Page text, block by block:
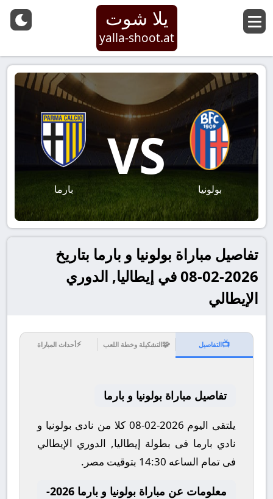
يلا شوت
yalla-shoot.at
بولونيا
VS
بارما
تفاصيل مباراة بولونيا و بارما بتاريخ
2026-02-08 في إيطاليا, الدوري
الإيطالي
📺التفاصيل 🧩التشكيلة وخطة اللعب ⚡أحداث المباراة
تفاصيل مباراة بولونيا و بارما
يلتقى اليوم 2026-02-08 كلا من نادى بولونيا و
نادي بارما فى بطولة إيطاليا, الدوري الإيطالي
فى تمام الساعه 14:30 بتوقيت مصر.
معلومات عن مباراة بولونيا و بارما 2026-